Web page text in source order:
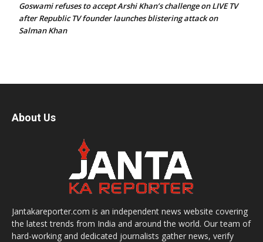
Goswami refuses to accept Arshi Khan’s challenge on LIVE TV
after Republic TV founder launches blistering attack on
Salman Khan
About Us
Jantakareporter.com is an independent news website covering
the latest trends from India and around the world. Our team of
hard-working and dedicated journalists gather news, verify